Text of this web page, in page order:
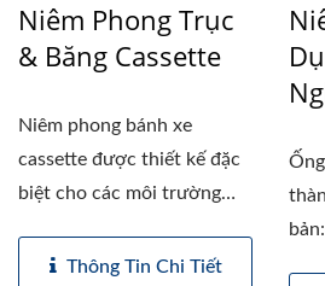
Niêm Phong Trục
& Băng Cassette
Niêm phong bánh xe
cassette được thiết kế đặc
biệt cho các môi trường
Thông Tin Chi Tiết